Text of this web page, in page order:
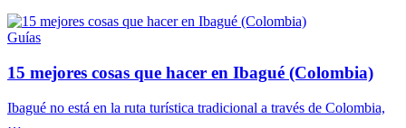
Guías
15 mejores cosas que hacer en Ibagué (Colombia)
Ibagué no está en la ruta turística tradicional a través de Colombia,
…